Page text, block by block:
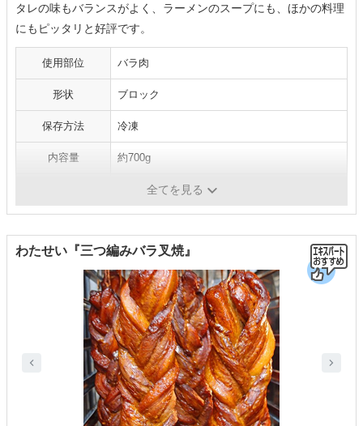
タレの味もバランスがよく、ラーメンのスープにも、ほかの料理
にもピッタリと好評です。
使用部位 バラ肉
形状 ブロック
保存方法 冷凍
内容量 約700g
冷凍で30日全てを見る
わたせい『三つ編みバラ叉焼』